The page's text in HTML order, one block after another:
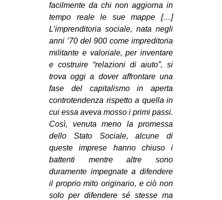
facilmente da chi non aggiorna in
tempo reale le sue mappe […]
L’imprenditoria sociale, nata negli
anni ’70 del 900 come impreditoria
militante e valoriale, per inventare
e costruire “relazioni di aiuto”, si
trova oggi a dover affrontare una
fase del capitalismo in aperta
controtendenza rispetto a quella in
cui essa aveva mosso i primi passi.
Così, venuta meno la promessa
dello Stato Sociale, alcune di
queste imprese hanno chiuso i
battenti mentre altre sono
duramente impegnate a difendere
il proprio mito originario, e ciò non
solo per difendere sé stesse ma